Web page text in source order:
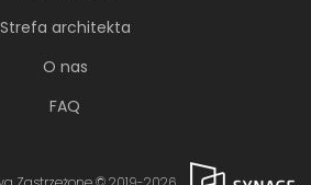
Strefa architekta
O nas
FAQ